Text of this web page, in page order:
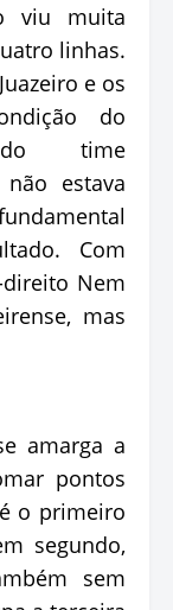
viu muita
linhas.
e os
do
do time
estava
Com
Nem
mas
amarga a
pontos
o primeiro
segundo,
sem